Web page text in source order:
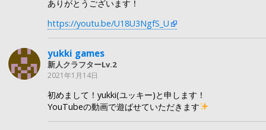
ありがとうございます！
https://youtu.be/U18U3NgfS_U
yukki games
新人クラフターLv.2
2021年1月14日
初めまして！yukki(ユッキー)と申します！
YouTubeの動画で遊ばせていただきます